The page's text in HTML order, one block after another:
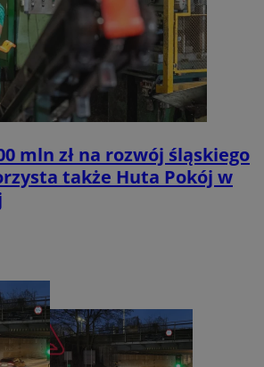
mln zł na rozwój śląskiego
także Huta Pokój w